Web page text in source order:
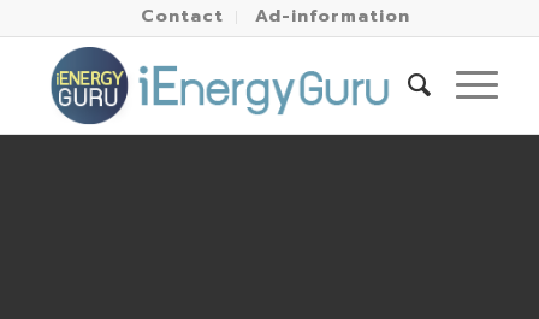
Contact Ad-information